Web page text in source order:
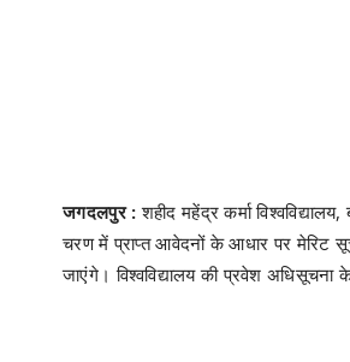
जगदलपुर : शहीद महेंद्र कर्मा
चरण में प्राप्त आवेदनों के आधार पर मेरिट
जाएंगे। विश्वविद्यालय की प्रवेश